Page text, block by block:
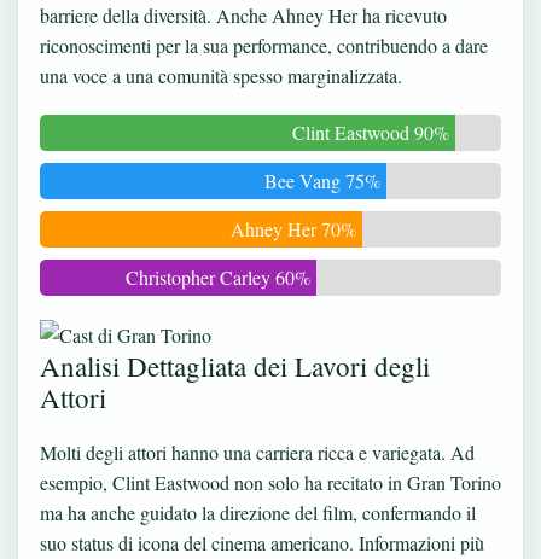
barriere della diversità. Anche Ahney Her ha ricevuto
riconoscimenti per la sua performance, contribuendo a dare
una voce a una comunità spesso marginalizzata.
Clint Eastwood 90%
Bee Vang 75%
Ahney Her 70%
Christopher Carley 60%
Analisi Dettagliata dei Lavori degli
Attori
Molti degli attori hanno una carriera ricca e variegata. Ad
esempio, Clint Eastwood non solo ha recitato in Gran Torino
ma ha anche guidato la direzione del film, confermando il
suo status di icona del cinema americano. Informazioni più